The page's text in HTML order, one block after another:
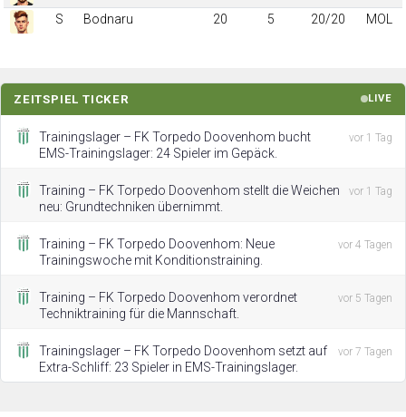
S
Bodnaru 20 5 20/20 MOL
ZEITSPIEL TICKER LIVE
Trainingslager – FK Torpedo Doovenhom bucht
EMS-Trainingslager: 24 Spieler im Gepäck.
vor 1 Tag
Training – FK Torpedo Doovenhom stellt die Weichen
neu: Grundtechniken übernimmt.
vor 1 Tag
Training – FK Torpedo Doovenhom: Neue
Trainingswoche mit Konditionstraining.
vor 4 Tagen
Training – FK Torpedo Doovenhom verordnet
Techniktraining für die Mannschaft.
vor 5 Tagen
Trainingslager – FK Torpedo Doovenhom setzt auf
Extra-Schliff: 23 Spieler in EMS-Trainingslager.
vor 7 Tagen